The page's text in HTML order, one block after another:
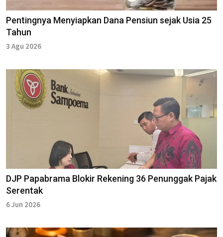
Pentingnya Menyiapkan Dana Pensiun sejak Usia 25
Tahun
3 Agu 2026
DJP Papabrama Blokir Rekening 36 Penunggak Pajak
Serentak
6 Jun 2026